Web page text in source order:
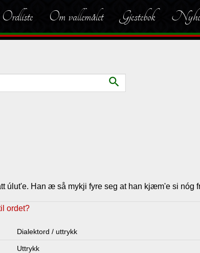
Ordliste Om vallemålet Gjestebok
search
úlut'e. Han æ så mykji fyre seg at han kjæm'e si nóg
ordet?
Dialektord / uttrykk
Uttrykk